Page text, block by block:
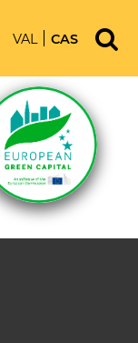
VAL CAS